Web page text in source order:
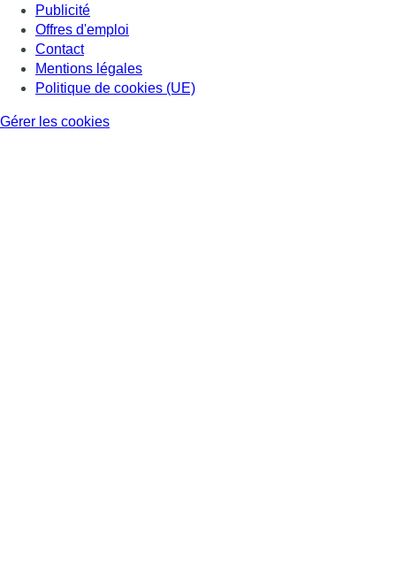
Publicité
Offres d'emploi
Contact
Mentions légales
Politique de cookies (UE)
Gérer les cookies